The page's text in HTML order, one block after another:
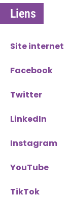
Liens
Site internet
Facebook
Twitter
LinkedIn
Instagram
YouTube
TikTok